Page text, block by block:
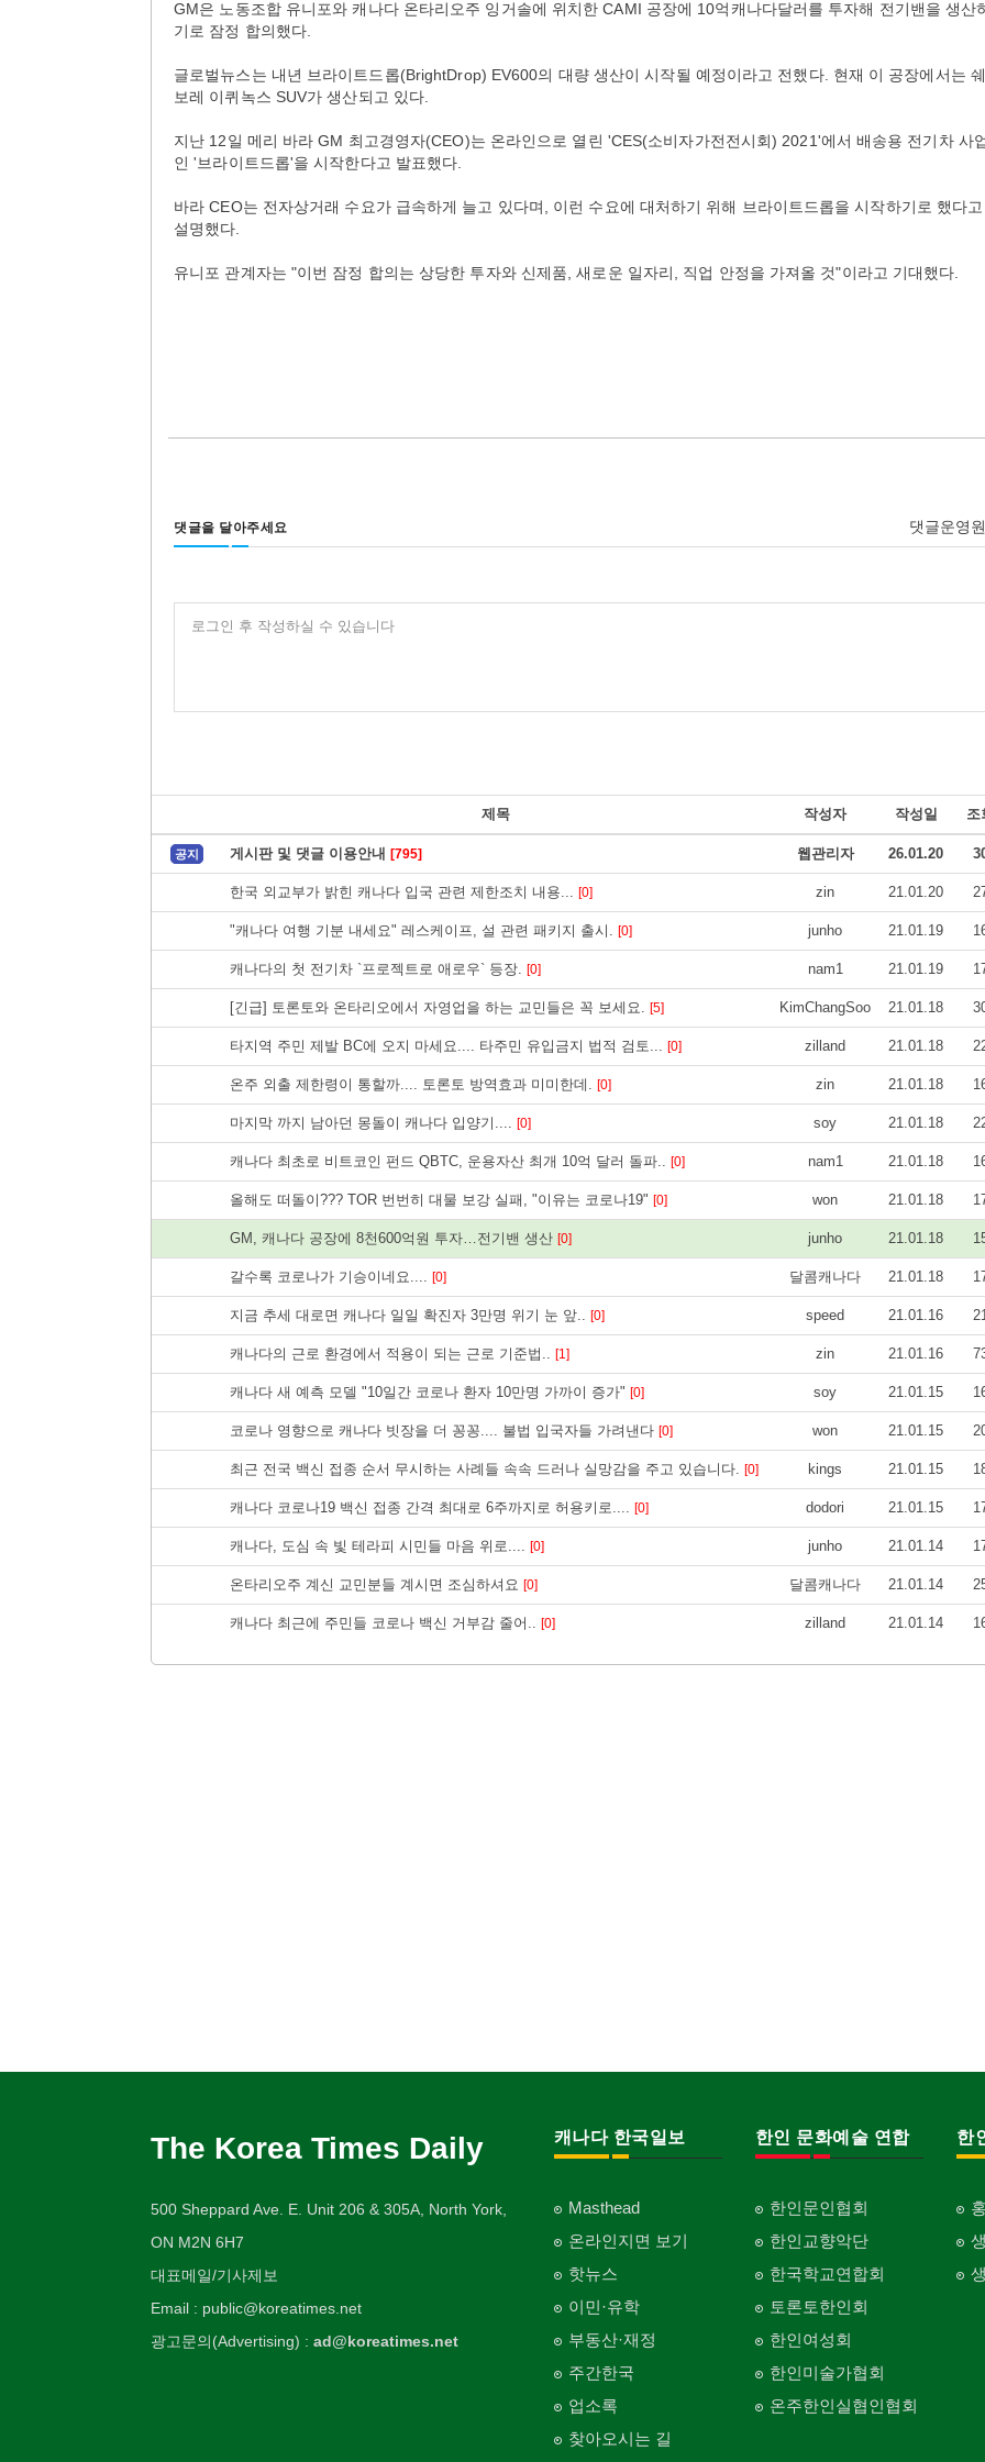
GM은 노동조합 유니포와 캐나다 온타리오주 잉거솔에 위치한 CAMI 공장에 10억캐나다달러를 투자해 전기밴을 생산
기로 잠정 합의했다.
글로벌뉴스는 내년 브라이트드롭(BrightDrop) EV600의 대량 생산이 시작될 예정이라고 전했다. 현재 이 공장에서는 쉐
보레 이퀴녹스 SUV가 생산되고 있다.
지난 12일 메리 바라 GM 최고경영자(CEO)는 온라인으로 열린 'CES(소비자가전전시회) 2021'에서 배송용 전기차 사
인 '브라이트드롭'을 시작한다고 발표했다.
바라 CEO는 전자상거래 수요가 급속하게 늘고 있다며, 이런 수요에 대처하기 위해 브라이트드롭을 시작하기로 했다고
설명했다.
유니포 관계자는 "이번 잠정 합의는 상당한 투자와 신제품, 새로운 일자리, 직업 안정을 가져올 것"이라고 기대했다.
댓글을 달아주세요 댓글운영
로그인 후 작성하실 수 있습니다
제목 작성자 작성일 조
공지 게시판 및 댓글 이용안내 [795] 웹관리자 26.01.20
한국 외교부가 밝힌 캐나다 입국 관련 제한조치 내용... [0] zin 21.01.20
"캐나다 여행 기분 내세요" 레스케이프, 설 관련 패키지 출시. [0] junho 21.01.19
캐나다의 첫 전기차 `프로젝트로 애로우` 등장. [0] nam1 21.01.19
[긴급] 토론토와 온타리오에서 자영업을 하는 교민들은 꼭 보세요. [5] KimChangSoo 21.01.18
타지역 주민 제발 BC에 오지 마세요.... 타주민 유입금지 법적 검토... [0] zilland 21.01.18
온주 외출 제한령이 통할까.... 토론토 방역효과 미미한데. [0] zin 21.01.18
마지막 까지 남아던 몽돌이 캐나다 입양기.... [0] soy 21.01.18
캐나다 최초로 비트코인 펀드 QBTC, 운용자산 최개 10억 달러 돌파.. [0] nam1 21.01.18
올해도 떠돌이??? TOR 번번히 대물 보강 실패, "이유는 코로나19" [0] won 21.01.18
GM, 캐나다 공장에 8천600억원 투자…전기밴 생산 [0] junho 21.01.18
갈수록 코로나가 기승이네요.... [0] 달콤캐나다 21.01.18
지금 추세 대로면 캐나다 일일 확진자 3만명 위기 눈 앞.. [0] speed 21.01.16
캐나다의 근로 환경에서 적용이 되는 근로 기준법.. [1] zin 21.01.16
캐나다 새 예측 모델 "10일간 코로나 환자 10만명 가까이 증가" [0] soy 21.01.15
코로나 영향으로 캐나다 빗장을 더 꽁꽁.... 불법 입국자들 가려낸다 [0] won 21.01.15
최근 전국 백신 접종 순서 무시하는 사례들 속속 드러나 실망감을 주고 있습니다. [0] kings 21.01.15
캐나다 코로나19 백신 접종 간격 최대로 6주까지로 허용키로.... [0] dodori 21.01.15
캐나다, 도심 속 빛 테라피 시민들 마음 위로.... [0] junho 21.01.14
온타리오주 계신 교민분들 계시면 조심하셔요 [0] 달콤캐나다 21.01.14
캐나다 최근에 주민들 코로나 백신 거부감 줄어.. [0] zilland 21.01.14
The Korea Times Daily
500 Sheppard Ave. E. Unit 206 & 305A, North York,
ON M2N 6H7
대표메일/기사제보
Email : public@koreatimes.net
광고문의(Advertising) : ad@koreatimes.net
캐나다 한국일보
Masthead
온라인지면 보기
핫뉴스
이민·유학
부동산·재정
주간한국
업소록
찾아오시는 길
한인 문화예술 연합
한인문인협회
한인교향악단
한국학교연합회
토론토한인회
한인여성회
한인미술가협회
온주한인실협인협회
한